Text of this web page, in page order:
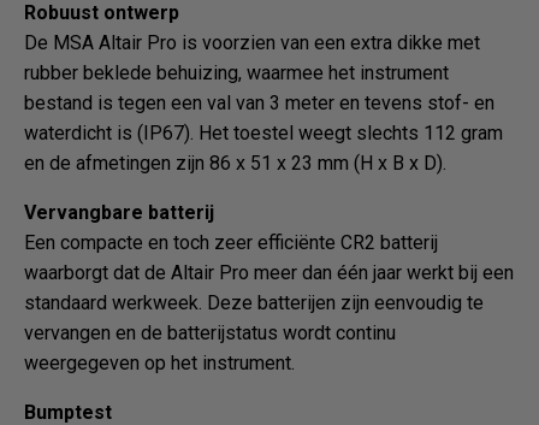
Robuust ontwerp
De MSA Altair Pro is voorzien van een extra dikke met
rubber beklede behuizing, waarmee het instrument
bestand is tegen een val van 3 meter en tevens stof- en
waterdicht is (IP67). Het toestel weegt slechts 112 gram
en de afmetingen zijn 86 x 51 x 23 mm (H x B x D).
Vervangbare batterij
Een compacte en toch zeer efficiënte CR2 batterij
waarborgt dat de Altair Pro meer dan één jaar werkt bij een
standaard werkweek. Deze batterijen zijn eenvoudig te
vervangen en de batterijstatus wordt continu
weergegeven op het instrument.
Bumptest